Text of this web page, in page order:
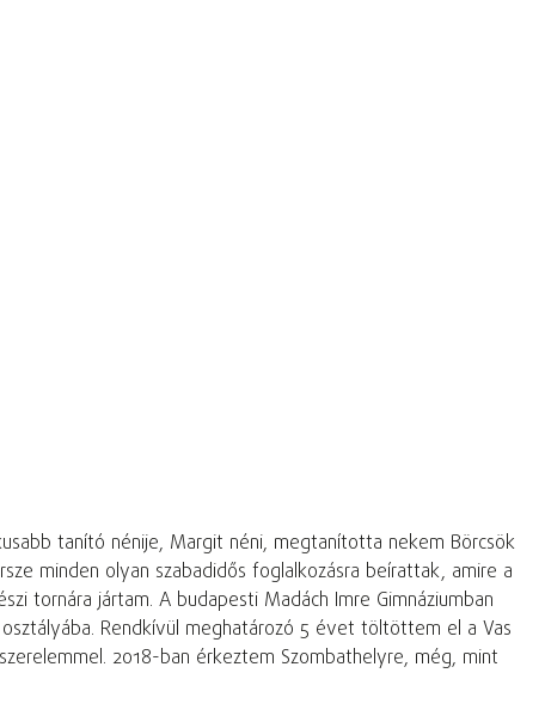
tanító nénije, Margit néni, megtanította nekem Börcsök
minden olyan szabadidős foglalkozásra beírattak, amire a
tornára jártam. A budapesti Madách Imre Gimnáziumban
Rendkívül meghatározó 5 évet töltöttem el a Vas
2018-ban érkeztem Szombathelyre, még, mint